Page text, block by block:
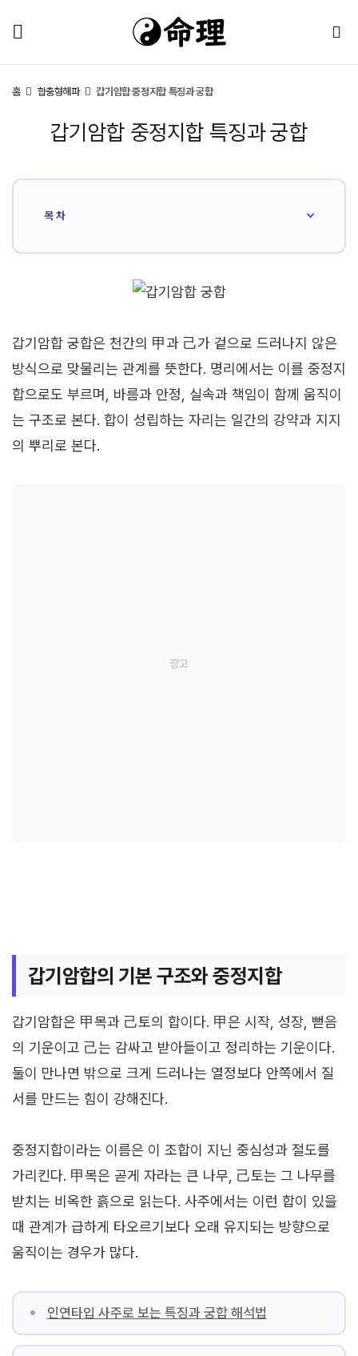
홈 합충형해파 갑기암합 중정지합 특징과 궁합
갑기암합 중정지합 특징과 궁합
목차
갑기암합 궁합은 천간의 甲과 己가 겉으로 드러나지 않은
방식으로 맞물리는 관계를 뜻한다. 명리에서는 이를 중정지
합으로도 부르며, 바름과 안정, 실속과 책임이 함께 움직이
는 구조로 본다. 합이 성립하는 자리는 일간의 강약과 지지
의 뿌리로 본다.
갑기암합의 기본 구조와 중정지합
갑기암합은 甲목과 己토의 합이다. 甲은 시작, 성장, 뻗음
의 기운이고 己는 감싸고 받아들이고 정리하는 기운이다.
둘이 만나면 밖으로 크게 드러나는 열정보다 안쪽에서 질
서를 만드는 힘이 강해진다.
중정지합이라는 이름은 이 조합이 지닌 중심성과 절도를
가리킨다. 甲목은 곧게 자라는 큰 나무, 己토는 그 나무를
받치는 비옥한 흙으로 읽는다. 사주에서는 이런 합이 있을
때 관계가 급하게 타오르기보다 오래 유지되는 방향으로
움직이는 경우가 많다.
인연타입 사주로 보는 특징과 궁합 해석법